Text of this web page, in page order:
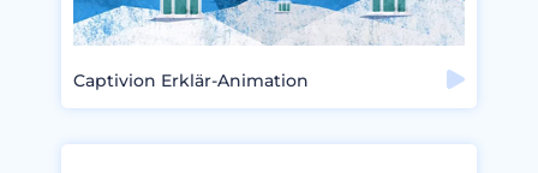
Captivion Erklär-Animation